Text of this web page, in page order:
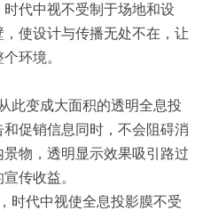
代中视不受制于场地和设
使设计与传播无处不在，让
环境。
此变成大面积的透明全息投
促销信息同时，不会阻碍消
物，透明显示效果吸引路过
传收益。
时代中视使全息投影膜不受